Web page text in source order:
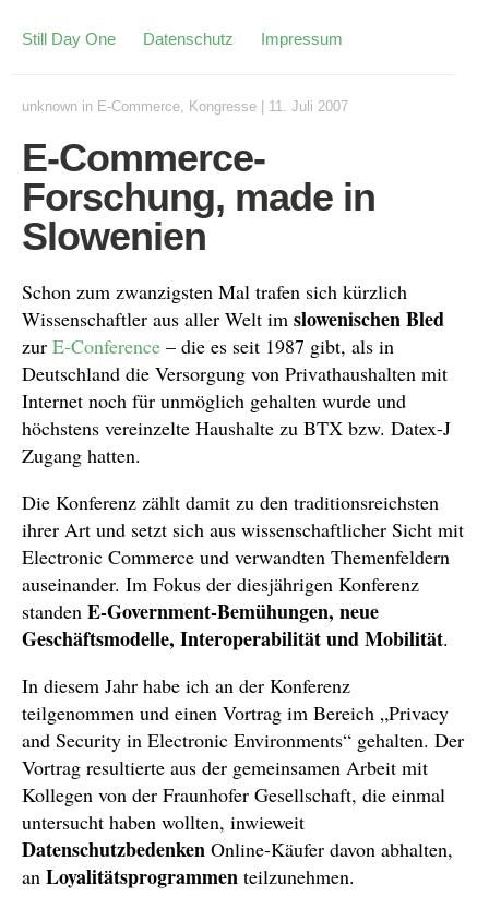
Still Day One Datenschutz Impressum
unknown in E-Commerce, Kongresse 11. Juli 2007
E-Commerce-
Forschung, made in
Slowenien
Schon zum zwanzigsten Mal trafen sich kürzlich
Wissenschaftler aus aller Welt im slowenischen Bled
zur E-Conference – die es seit 1987 gibt, als in
Deutschland die Versorgung von Privathaushalten mit
Internet noch für unmöglich gehalten wurde und
höchstens vereinzelte Haushalte zu BTX bzw. Datex-J
Zugang hatten.
Die Konferenz zählt damit zu den traditionsreichsten
ihrer Art und setzt sich aus wissenschaftlicher Sicht mit
Electronic Commerce und verwandten Themenfeldern
auseinander. Im Fokus der diesjährigen Konferenz
standen E-Government-Bemühungen, neue
Geschäftsmodelle, Interoperabilität und Mobilität.
In diesem Jahr habe ich an der Konferenz
teilgenommen und einen Vortrag im Bereich „Privacy
and Security in Electronic Environments“ gehalten. Der
Vortrag resultierte aus der gemeinsamen Arbeit mit
Kollegen von der Fraunhofer Gesellschaft, die einmal
untersucht haben wollten, inwieweit
Datenschutzbedenken Online-Käufer davon abhalten,
an Loyalitätsprogrammen teilzunehmen.